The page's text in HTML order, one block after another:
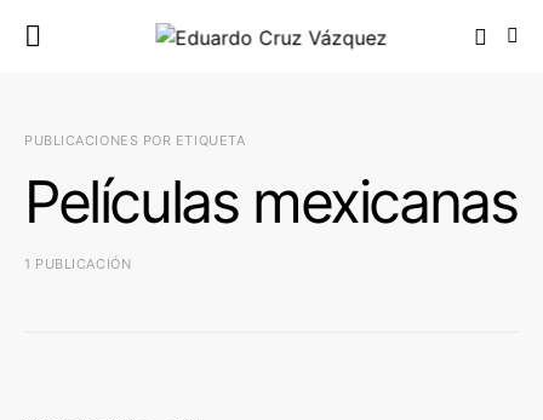
PUBLICACIONES POR ETIQUETA
Películas mexicanas
1 PUBLICACIÓN